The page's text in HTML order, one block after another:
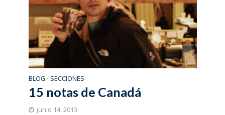
BLOG • SECCIONES
15 notas de Canadá
junio 14, 2013